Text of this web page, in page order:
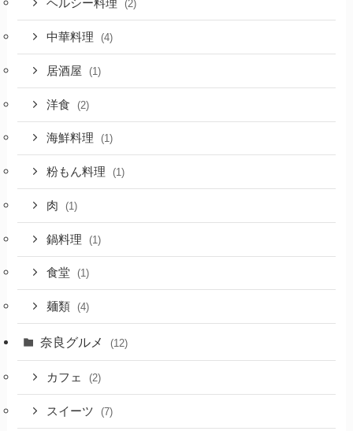
ヘルシー料理 (2)
中華料理 (4)
居酒屋 (1)
洋食 (2)
海鮮料理 (1)
粉もん料理 (1)
肉 (1)
鍋料理 (1)
食堂 (1)
麺類 (4)
奈良グルメ (12)
カフェ (2)
スイーツ (7)